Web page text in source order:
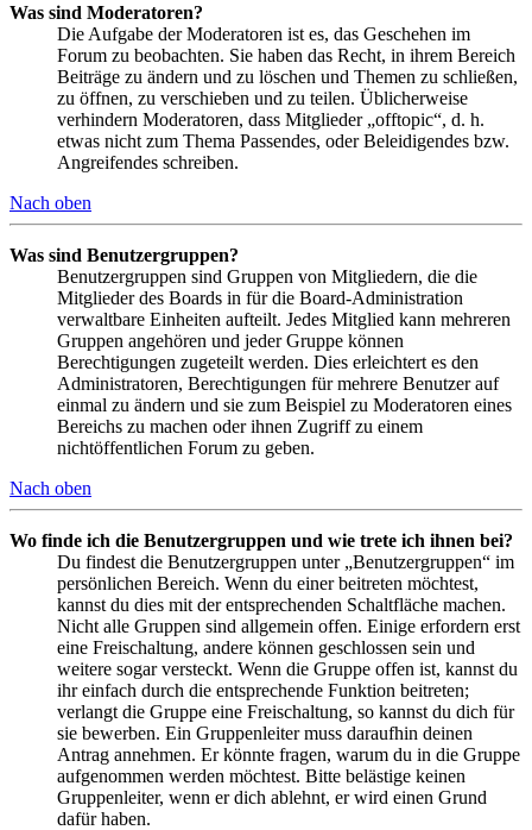
Was sind Moderatoren?
Die Aufgabe der Moderatoren ist es, das Geschehen im
Forum zu beobachten. Sie haben das Recht, in ihrem Bereich
Beiträge zu ändern und zu löschen und Themen zu schließen,
zu öffnen, zu verschieben und zu teilen. Üblicherweise
verhindern Moderatoren, dass Mitglieder „offtopic“, d. h.
etwas nicht zum Thema Passendes, oder Beleidigendes bzw.
Angreifendes schreiben.
Nach oben
Was sind Benutzergruppen?
Benutzergruppen sind Gruppen von Mitgliedern, die die
Mitglieder des Boards in für die Board-Administration
verwaltbare Einheiten aufteilt. Jedes Mitglied kann mehreren
Gruppen angehören und jeder Gruppe können
Berechtigungen zugeteilt werden. Dies erleichtert es den
Administratoren, Berechtigungen für mehrere Benutzer auf
einmal zu ändern und sie zum Beispiel zu Moderatoren eines
Bereichs zu machen oder ihnen Zugriff zu einem
nichtöffentlichen Forum zu geben.
Nach oben
Wo finde ich die Benutzergruppen und wie trete ich ihnen bei?
Du findest die Benutzergruppen unter „Benutzergruppen“ im
persönlichen Bereich. Wenn du einer beitreten möchtest,
kannst du dies mit der entsprechenden Schaltfläche machen.
Nicht alle Gruppen sind allgemein offen. Einige erfordern erst
eine Freischaltung, andere können geschlossen sein und
weitere sogar versteckt. Wenn die Gruppe offen ist, kannst du
ihr einfach durch die entsprechende Funktion beitreten;
verlangt die Gruppe eine Freischaltung, so kannst du dich für
sie bewerben. Ein Gruppenleiter muss daraufhin deinen
Antrag annehmen. Er könnte fragen, warum du in die Gruppe
aufgenommen werden möchtest. Bitte belästige keinen
Gruppenleiter, wenn er dich ablehnt, er wird einen Grund
dafür haben.